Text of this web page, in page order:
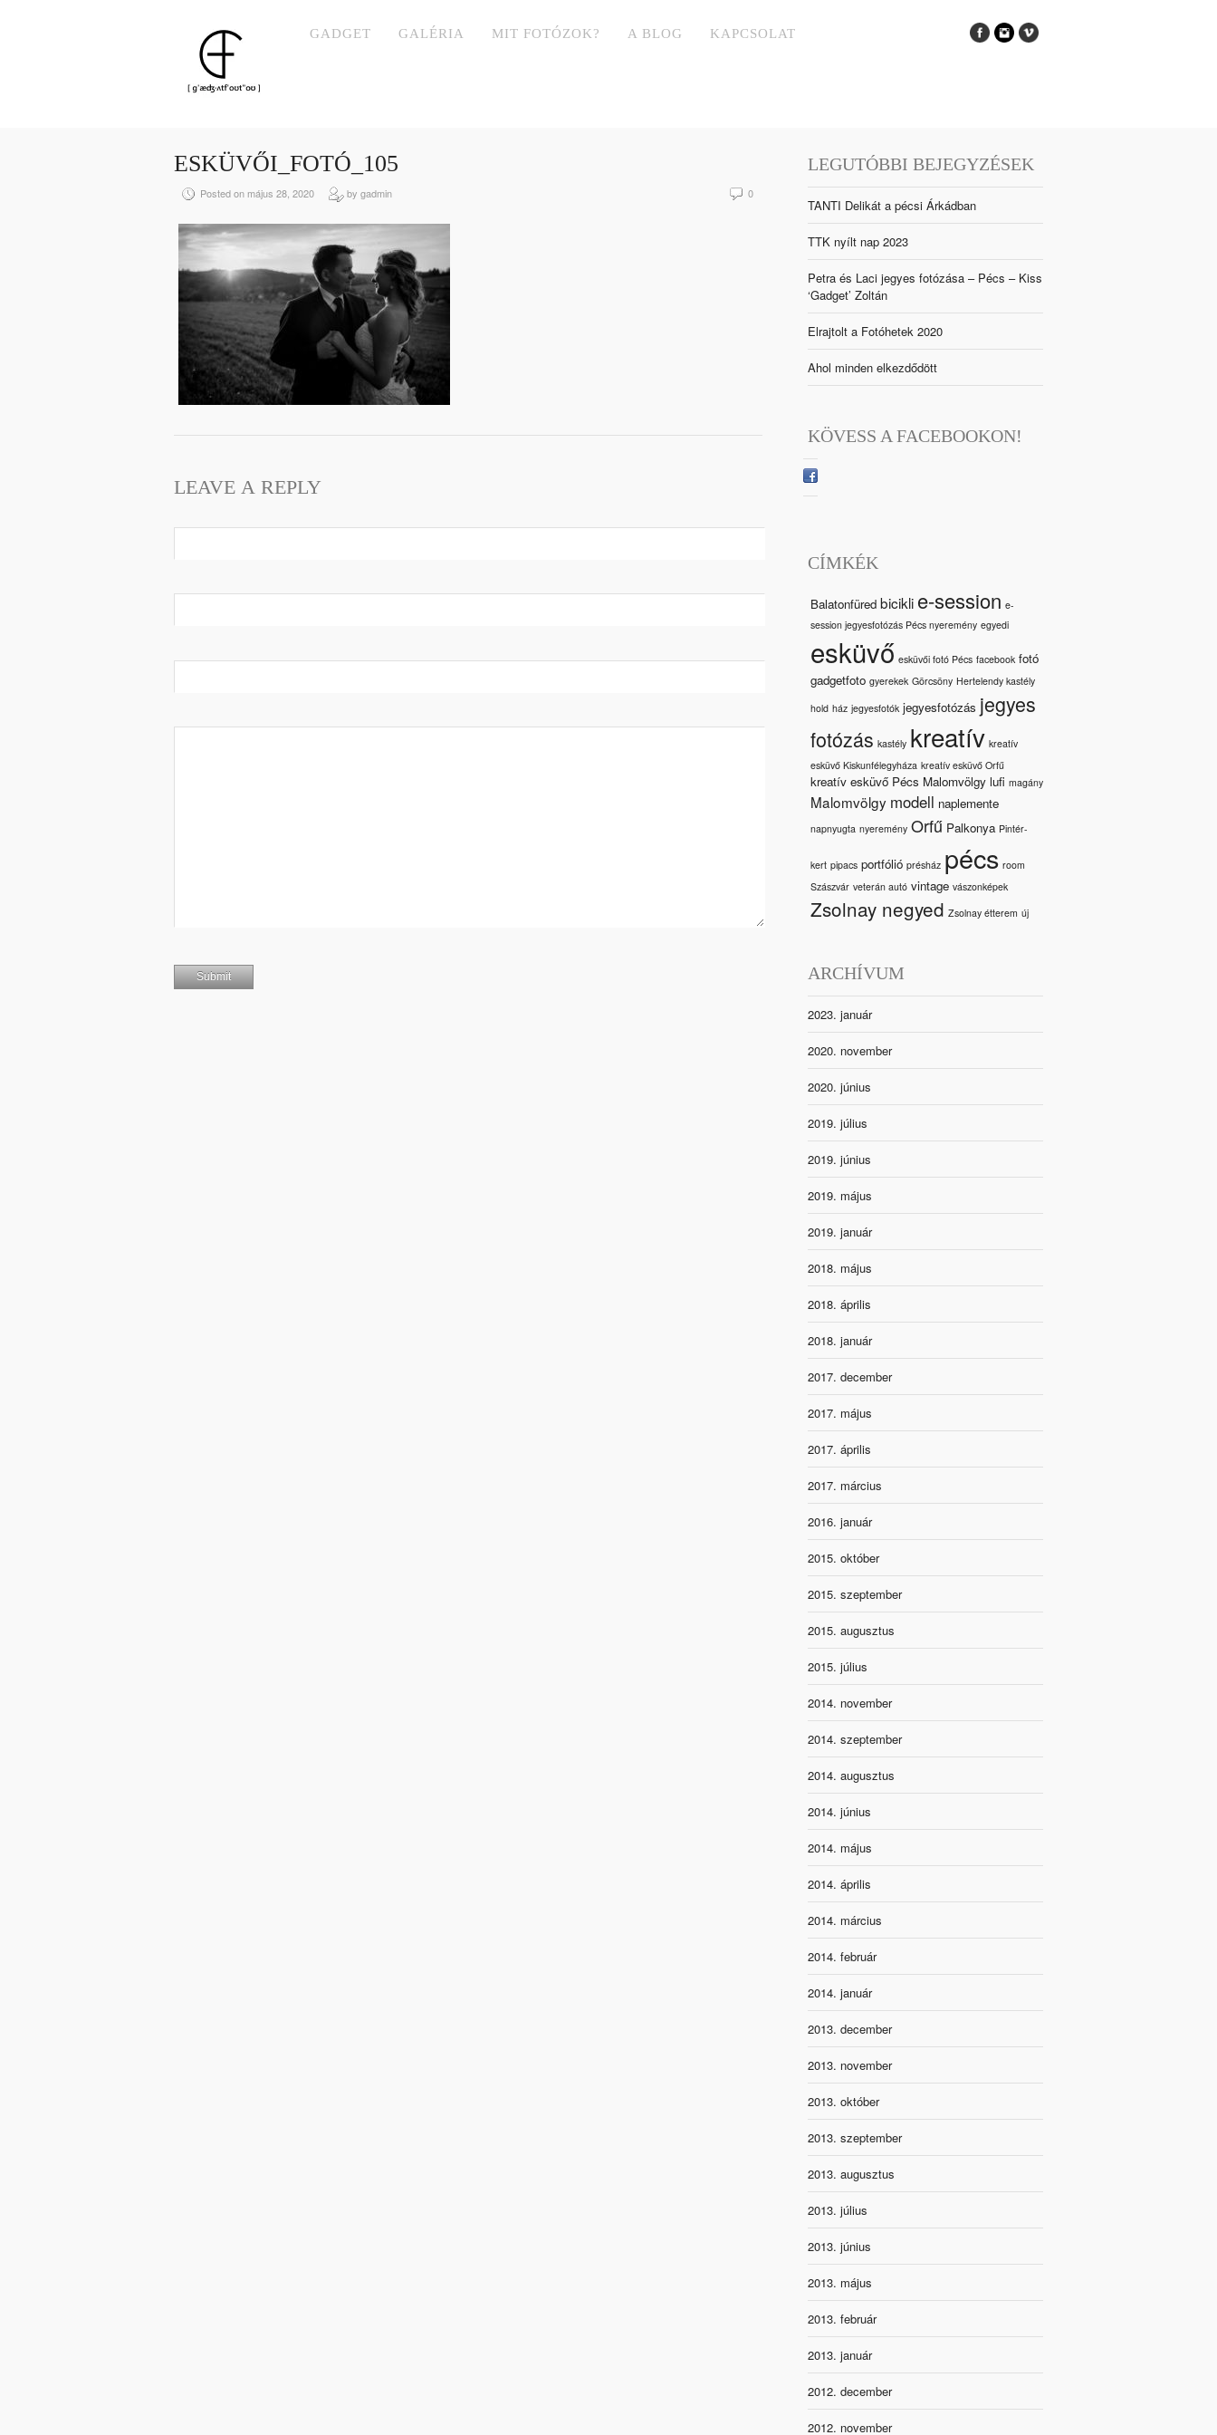
GADGET GALÉRIA MIT FOTÓZOK? A BLOG KAPCSOLAT
ESKÜVŐI_FOTÓ_105
Posted on május 28, 2020 by gadmin 0
LEAVE A REPLY
LEGUTÓBBI BEJEGYZÉSEK
TANTI Delikát a pécsi Árkádban
TTK nyílt nap 2023
Petra és Laci jegyes fotózása – Pécs – Kiss
‘Gadget’ Zoltán
Elrajtolt a Fotóhetek 2020
Ahol minden elkezdődött
KÖVESS A FACEBOOKON!
CÍMKÉK
Balatonfüred bicikli e-session e-
session jegyesfotózás Pécs nyeremény egyedi
esküvő esküvői fotó Pécs facebook fotó
gadgetfoto gyerekek Görcsöny Hertelendy kastély
hold ház jegyesfotók jegyesfotózás jegyes
fotózás kastély kreatív kreatív
esküvő Kiskunfélegyháza kreatív esküvő Orfű
kreatív esküvő Pécs Malomvölgy lufi magány
Malomvölgy modell naplemente
napnyugta nyeremény Orfű Palkonya Pintér-
kert pipacs portfólió présház pécs room
Szászvár veterán autó vintage vászonképek
Zsolnay negyed Zsolnay étterem új
ARCHÍVUM
2023. január
2020. november
2020. június
2019. július
2019. június
2019. május
2019. január
2018. május
2018. április
2018. január
2017. december
2017. május
2017. április
2017. március
2016. január
2015. október
2015. szeptember
2015. augusztus
2015. július
2014. november
2014. szeptember
2014. augusztus
2014. június
2014. május
2014. április
2014. március
2014. február
2014. január
2013. december
2013. november
2013. október
2013. szeptember
2013. augusztus
2013. július
2013. június
2013. május
2013. február
2013. január
2012. december
2012. november